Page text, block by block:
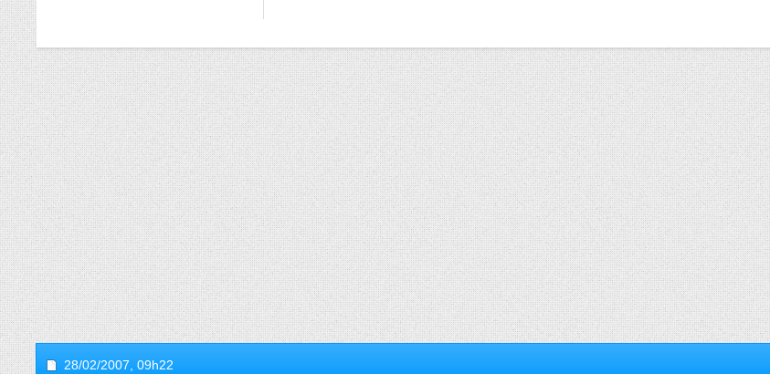
28/02/2007, 09h22